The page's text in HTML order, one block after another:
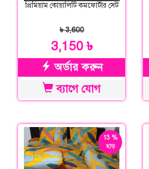
প্রিমিয়াম কোয়ালিটি কমফোর্টার সেট
৳ 3,600
3,150 ৳
অর্ডার করুন
ব্যাগে যোগ
13 %
ছাড়